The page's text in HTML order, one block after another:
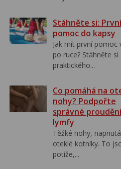
Stáhněte si:
pomoc do kapsy
Jak mít první pomoc
po ruce? Stáhněte si
praktického...
Co pomáhá na
nohy? Podpořte
správné
lymfy
Těžké nohy,
oteklé kotníky. To
potíže,...